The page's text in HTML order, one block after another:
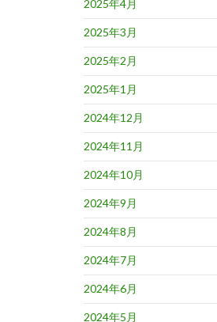
2025年4月
2025年3月
2025年2月
2025年1月
2024年12月
2024年11月
2024年10月
2024年9月
2024年8月
2024年7月
2024年6月
2024年5月